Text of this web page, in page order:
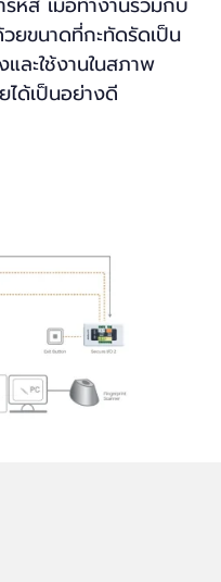
ขนาดที่กะทัดรัดเป็น
ละใช้งานในสภาพ
ด้เป็นอย่างดี